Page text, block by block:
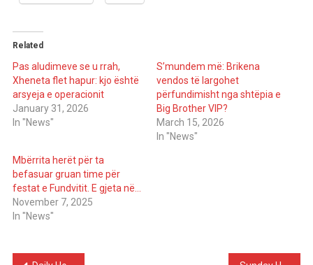
Related
Pas aludimeve se u rrah,
Xheneta flet hapur: kjo është
arsyeja e operacionit
January 31, 2026
In "News"
S’mundem më: Brikena
vendos të largohet
përfundimisht nga shtëpia e
Big Brother VIP?
March 15, 2026
In "News"
Mbërrita herët për ta
befasuar gruan time për
festat e Fundvitit. E gjeta në…
November 7, 2025
In "News"